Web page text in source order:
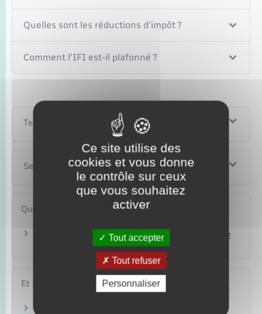
Quelles sont les réductions d'impôt ?
Comment l'IFI est-il plafonné ?
Textes de référence
Services en ligne et formulaires
Questions ? Réponses !
Impôt sur la fortune immobilière (IFI) : à quelle
date évaluer le patrimoine ?
Et aussi
Ce site utilise des
cookies et vous donne
le contrôle sur ceux
que vous souhaitez
activer
Tout accepter
Tout refuser
Personnaliser